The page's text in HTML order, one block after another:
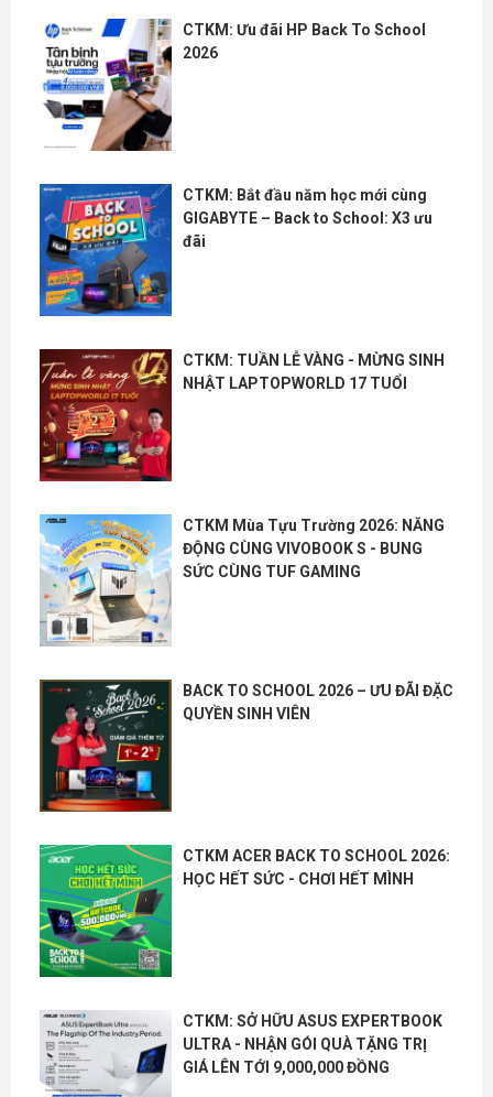
CTKM: Ưu đãi HP Back To School
2026
CTKM: Bắt đầu năm học mới cùng
GIGABYTE – Back to School: X3 ưu
đãi
CTKM: TUẦN LỄ VÀNG - MỪNG SINH
NHẬT LAPTOPWORLD 17 TUỔI
CTKM Mùa Tựu Trường 2026: NĂNG
ĐỘNG CÙNG VIVOBOOK S - BUNG
SỨC CÙNG TUF GAMING
BACK TO SCHOOL 2026 – ƯU ĐÃI ĐẶC
QUYỀN SINH VIÊN
CTKM ACER BACK TO SCHOOL 2026:
HỌC HẾT SỨC - CHƠI HẾT MÌNH
CTKM: SỞ HỮU ASUS EXPERTBOOK
ULTRA - NHẬN GÓI QUÀ TẶNG TRỊ
GIÁ LÊN TỚI 9,000,000 ĐỒNG